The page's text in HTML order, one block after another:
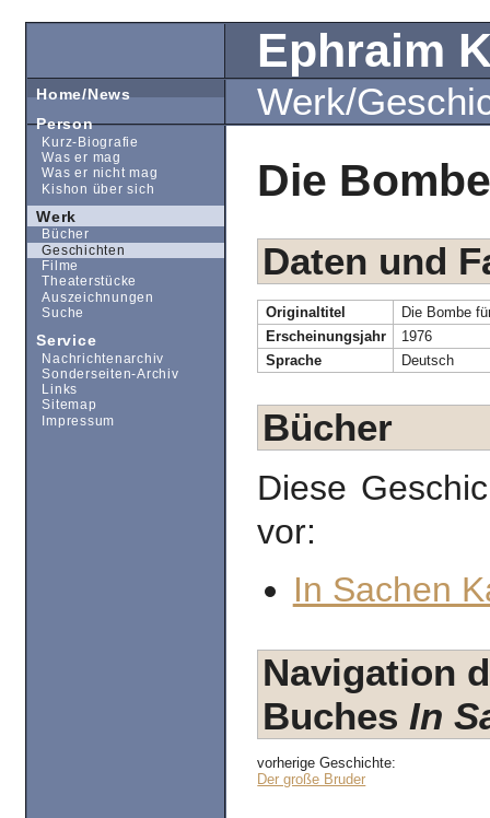
Ephraim
Werk/
Die
Daten und
Originaltitel
Die Bombe
Erscheinungsjahr
1976
Sprache
Deutsch
Bücher
Diese
vor:
In Sachen
Navigation
Buches In
vorherige Geschichte:
Der große Bruder
Home/News
Person
Kurz-Biografie
Was er mag
Was er nicht mag
Kishon über sich
Werk
Bücher
Geschichten
Filme
Theaterstücke
Auszeichnungen
Suche
Service
Nachrichtenarchiv
Sonderseiten-Archiv
Links
Sitemap
Impressum